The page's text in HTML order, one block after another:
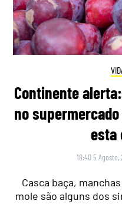
Continente
no
esta
18:40 5 Agosto,
Casca baça,
mole são alguns dos